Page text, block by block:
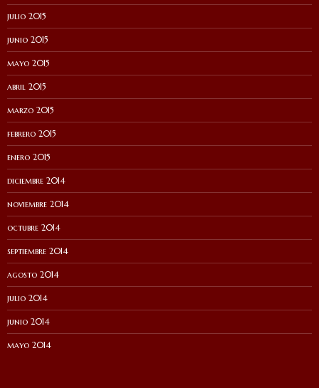
julio 2015
junio 2015
mayo 2015
abril 2015
marzo 2015
febrero 2015
enero 2015
diciembre 2014
noviembre 2014
octubre 2014
septiembre 2014
agosto 2014
julio 2014
junio 2014
mayo 2014